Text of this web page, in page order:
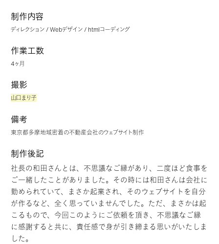
制作内容
ディレクション / Webデザイン / htmlコーディング
作業工数
4ヶ月
撮影
山口まり子
備考
東京都多摩地域密着の不動産会社のウェブサイト制作
制作後記
社長の和田さんとは、不思議なご縁があり、二度ほど食事を
ご一緒したことがありました。その時には和田さんは会社に
勤められていて、まさか起業され、そのウェブサイトを自分
が作るなど、全く思っていませんでした。ただ、まさかは起
こるもので、今回このようにご依頼を頂き、不思議なご縁
に感謝すると共に、責任感で身が引き締まる思いがいたしま
した。